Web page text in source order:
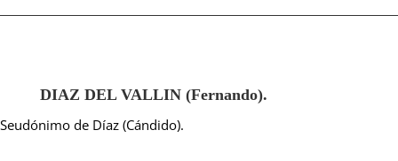
DIAZ DEL VALLIN (Fernando).
Seudónimo de Díaz (Cándido).